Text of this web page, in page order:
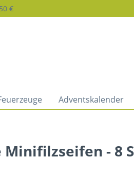
€
Adventskalender
Minifilzseifen - 8